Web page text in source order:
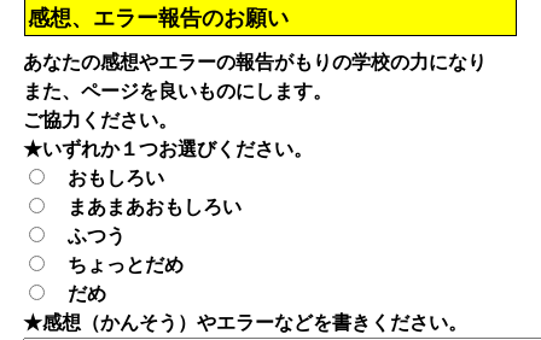
感想、エラー報告のお願い
あなたの感想やエラーの報告がもりの学校の力になり
また、ページを良いものにします。
ご協力ください。
★いずれか１つお選びください。
おもしろい
まあまあおもしろい
ふつう
ちょっとだめ
だめ
★感想（かんそう）やエラーなどを書きください。